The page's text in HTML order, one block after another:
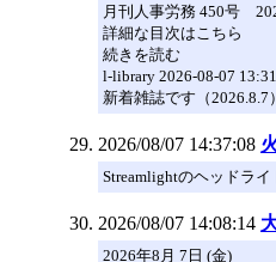
月刊人事労務 450号
詳細な目次はこちら
続きを読む
l-library 2026-08-07
新着雑誌です（2026.8.7）
2026/08/07 14:37:08
Streamlightのヘッドライ
2026/08/07 14:08:14
2026年8月 7日 (金)